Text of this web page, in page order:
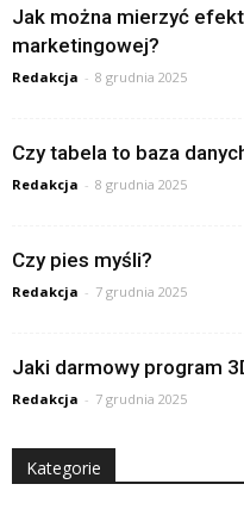
Jak można mierzyć
marketingowej?
Redakcja - 8 grudnia 2025
Czy tabela to baza
Redakcja - 8 grudnia 2025
Czy pies myśli?
Redakcja - 7 grudnia 2025
Jaki darmowy program
Redakcja - 7 grudnia 2025
Kategorie